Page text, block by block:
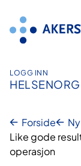
innhold
LOGG INN
Forside
Like gode
operasjon